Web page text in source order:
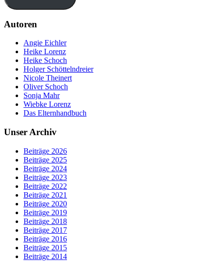
Autoren
Angie Eichler
Heike Lorenz
Heike Schoch
Holger Schöttelndreier
Nicole Theinert
Oliver Schoch
Sonja Mahr
Wiebke Lorenz
Das Elternhandbuch
Unser Archiv
Beiträge 2026
Beiträge 2025
Beiträge 2024
Beiträge 2023
Beiträge 2022
Beiträge 2021
Beiträge 2020
Beiträge 2019
Beiträge 2018
Beiträge 2017
Beiträge 2016
Beiträge 2015
Beiträge 2014